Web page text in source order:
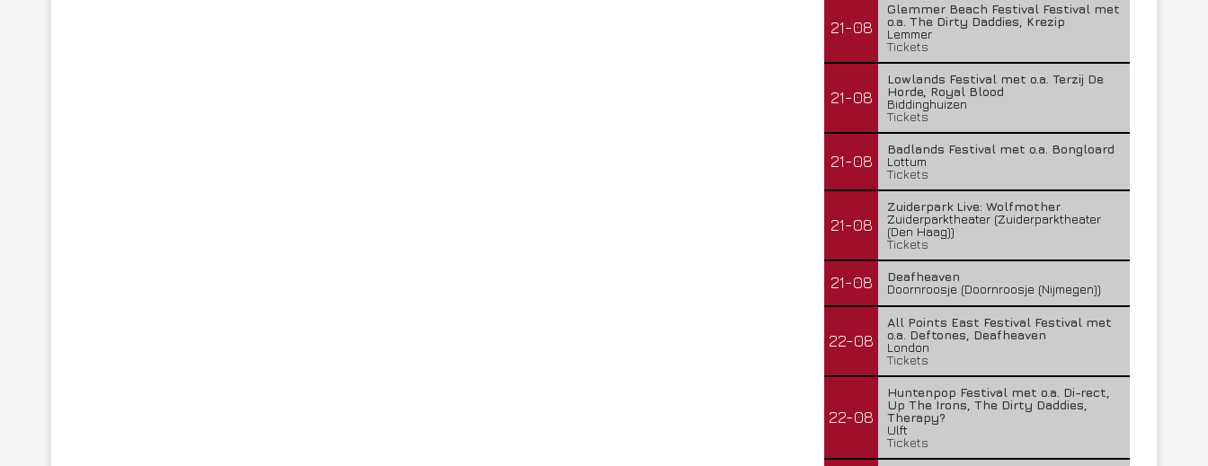
21-08
Glemmer Beach Festival Festival met
o.a. The Dirty Daddies, Krezip
Lemmer
Tickets
21-08
Lowlands Festival met o.a. Terzij De
Horde, Royal Blood
Biddinghuizen
Tickets
21-08
Badlands Festival met o.a. Bongloard
Lottum
Tickets
21-08
Zuiderpark Live: Wolfmother
Zuiderparktheater (Zuiderparktheater
(Den Haag))
Tickets
21-08
Deafheaven
Doornroosje (Doornroosje (Nijmegen))
22-08
All Points East Festival Festival met
o.a. Deftones, Deafheaven
London
Tickets
22-08
Huntenpop Festival met o.a. Di-rect,
Up The Irons, The Dirty Daddies,
Therapy?
Ulft
Tickets